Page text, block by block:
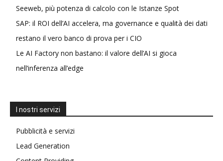
Seeweb, più potenza di calcolo con le Istanze Spot
SAP: il ROI dell’AI accelera, ma governance e qualità dei dati
restano il vero banco di prova per i CIO
Le AI Factory non bastano: il valore dell’AI si gioca
nell’inferenza all’edge
I nostri servizi
Pubblicità e servizi
Lead Generation